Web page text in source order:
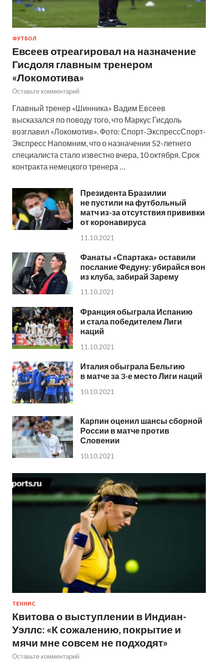
ФУТБОЛ
Евсеев отреагировал на назначение
Гисдоля главным тренером
«Локомотива»
Оставьте комментарий
Главный тренер «Шинника» Вадим Евсеев
высказался по поводу того, что Маркус Гисдоль
возглавил «Локомотив». Фото: Спорт-ЭкспрессСпорт-
Экспресс Напомним, что о назначении 52-летнего
специалиста стало известно вчера, 10 октября. Срок
контракта немецкого тренера …
Президента Бразилии
не пустили на футбольный
матч из-за отсутствия прививки
от коронавируса
11.10.2021
Фанаты «Спартака» оставили
послание Федуну: убирайся вон
из клуба, забирай Зарему
11.10.2021
Франция обыграла Испанию
и стала победителем Лиги
наций
11.10.2021
Италия обыграла Бельгию
в матче за 3-е место Лиги наций
10.10.2021
Карпин оценил шансы сборной
России в матче против
Словении
10.10.2021
ТЕННИС
Квитова о выступлении в Индиан-
Уэллс: «К сожалению, покрытие и
мячи мне совсем не подходят»
Оставьте комментарий